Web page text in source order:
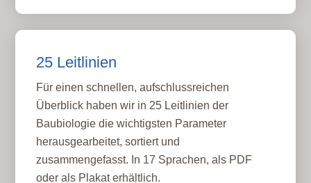
25 Leitlinien
Für einen schnellen, aufschlussreichen
Überblick haben wir in 25 Leitlinien der
Baubiologie die wichtigsten Parameter
herausgearbeitet, sortiert und
zusammengefasst. In 17 Sprachen, als PDF
oder als Plakat erhältlich.